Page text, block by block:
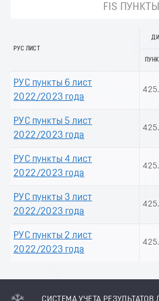
FIS ПУНКТЫ
РУС ЛИСТ
РУС пункты 6 лист
2022/2023 года
РУС пункты 5 лист
2022/2023 года
РУС пункты 4 лист
2022/2023 года
РУС пункты 3 лист
2022/2023 года
РУС пункты 2 лист
2022/2023 года